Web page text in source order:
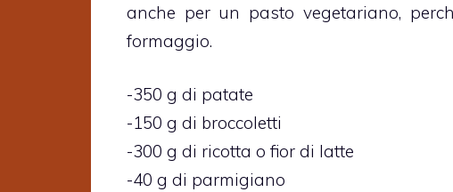
anche per un pasto vegetariano,
formaggio.
-350 g di patate
-150 g di broccoletti
-300 g di ricotta o fior di latte
-40 g di parmigiano